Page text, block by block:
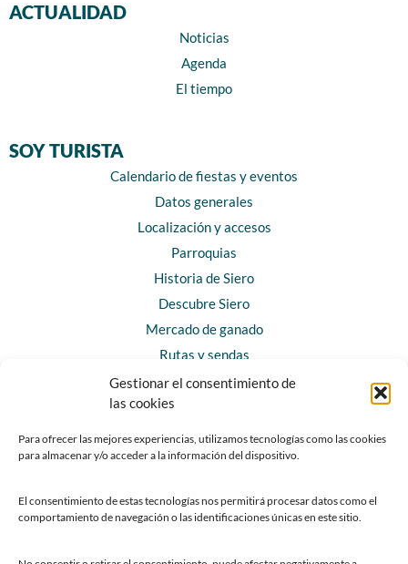
Gestionar el consentimiento de
las cookies
Para ofrecer las mejores experiencias, utilizamos tecnologías como las cookies
para almacenar y/o acceder a la información del dispositivo.
El consentimiento de estas tecnologías nos permitirá procesar datos como el
comportamiento de navegación o las identificaciones únicas en este sitio.
ACTUALIDAD
Noticias
Agenda
El tiempo
SOY TURISTA
Calendario de fiestas y eventos
Datos generales
Localización y accesos
Parroquias
Historia de Siero
Descubre Siero
Mercado de ganado
Rutas y sendas
Horarios y contacto
Teléfonos de interés
Chatbot Siero
SEDES ELECTRÓNICAS